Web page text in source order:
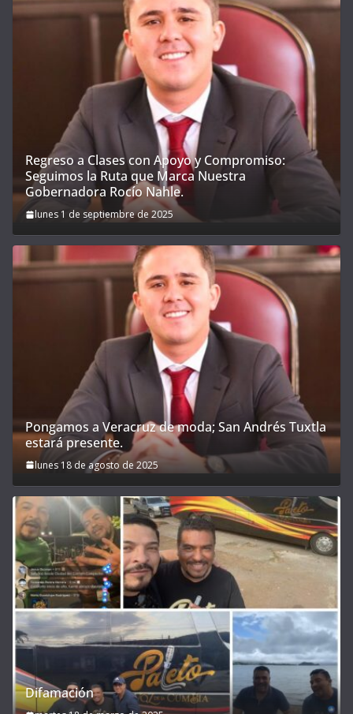
Regreso a Clases con Apoyo y Compromiso:
Seguimos la Ruta que Marca Nuestra
Gobernadora Rocío Nahle.
lunes 1 de septiembre de 2025
Pongamos a Veracruz de moda; San Andrés Tuxtla
estará presente.
lunes 18 de agosto de 2025
Difamación